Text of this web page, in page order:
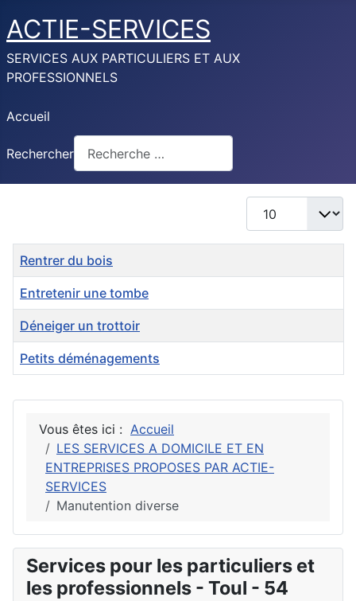
ACTIE-SERVICES
SERVICES AUX PARTICULIERS ET AUX
PROFESSIONNELS
Accueil
Rechercher
Services pour les particuliers et
les professionnels - Toul - 54
Afficher #
Titre
Rentrer du bois
Entretenir une tombe
Déneiger un trottoir
Petits déménagements
Vous êtes ici : Accueil
LES SERVICES A DOMICILE ET EN
ENTREPRISES PROPOSES PAR ACTIE-
SERVICES
Manutention diverse